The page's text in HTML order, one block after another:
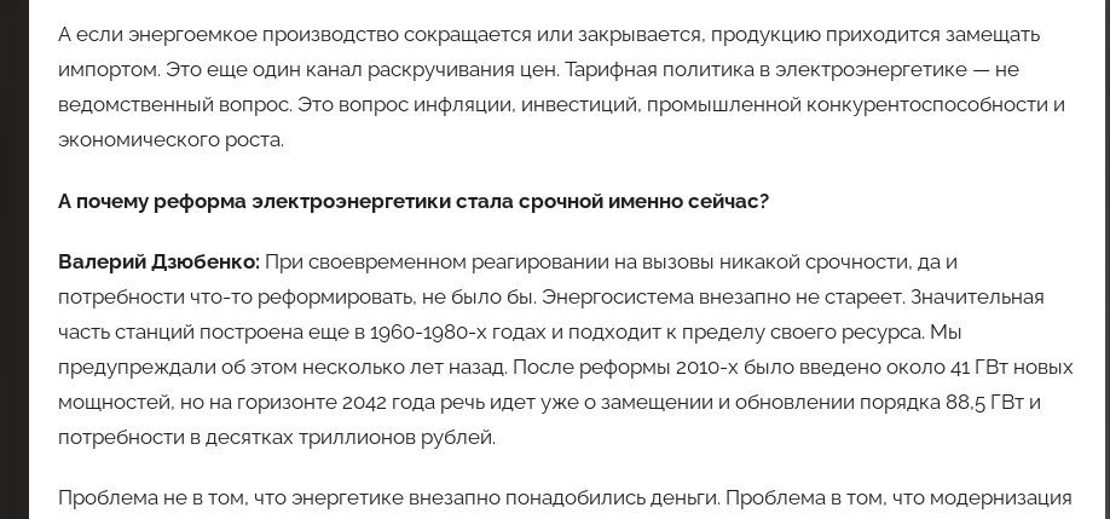
А если энергоемкое производство сокращается или закрывается, продукцию приходится замещать
импортом. Это еще один канал раскручивания цен. Тарифная политика в электроэнергетике — не
ведомственный вопрос. Это вопрос инфляции, инвестиций, промышленной конкурентоспособности и
экономического роста.
А почему реформа электроэнергетики стала срочной именно сейчас?
Валерий Дзюбенко: При своевременном реагировании на вызовы никакой срочности, да и
потребности что-то реформировать, не было бы. Энергосистема внезапно не стареет. Значительная
часть станций построена еще в 1960-1980-х годах и подходит к пределу своего ресурса. Мы
предупреждали об этом несколько лет назад. После реформы 2010-х было введено около 41 ГВт новых
мощностей, но на горизонте 2042 года речь идет уже о замещении и обновлении порядка 88,5 ГВт и
потребности в десятках триллионов рублей.
Проблема не в том, что энергетике внезапно понадобились деньги. Проблема в том, что модернизация